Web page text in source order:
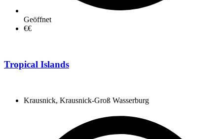
Geöffnet
€€
Tropical Islands
Krausnick, Krausnick-Groß Wasserburg